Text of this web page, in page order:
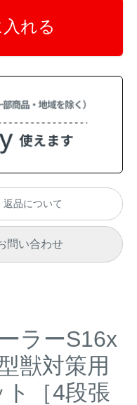
れる
品について
問い合わせ
ラーS16x
獣対策用
ト［4段張